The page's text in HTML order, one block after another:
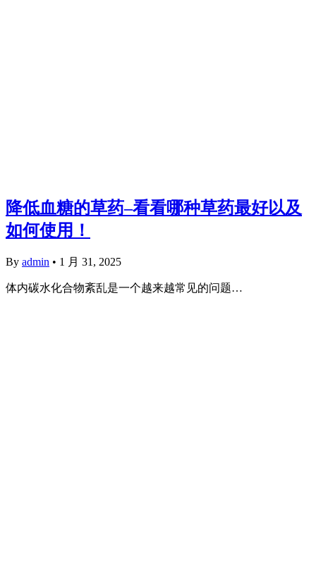
降低血糖的草药–看看哪种草药最好以及
如何使用！
By admin • 1 月 31, 2025
体内碳水化合物紊乱是一个越来越常见的问题…